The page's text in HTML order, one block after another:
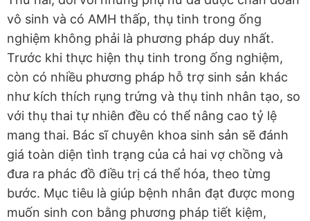
vô sinh và có AMH thấp, thụ tinh trong ống
nghiệm không phải là phương pháp duy nhất.
Trước khi thực hiện thụ tinh trong ống nghiệm,
còn có nhiều phương pháp hỗ trợ sinh sản khác
như kích thích rụng trứng và thụ tinh nhân tạo, so
với thụ thai tự nhiên đều có thể nâng cao tỷ lệ
mang thai. Bác sĩ chuyên khoa sinh sản sẽ đánh
giá toàn diện tình trạng của cả hai vợ chồng và
đưa ra phác đồ điều trị cá thể hóa, theo từng
bước. Mục tiêu là giúp bệnh nhân đạt được mong
muốn sinh con bằng phương pháp tiết kiệm,